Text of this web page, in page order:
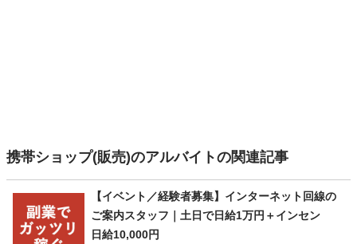
携帯ショップ(販売)のアルバイトの関連記事
【イベント／経験者募集】インターネット回線の
ご案内スタッフ｜土日で日給1万円＋インセン
日給10,000円